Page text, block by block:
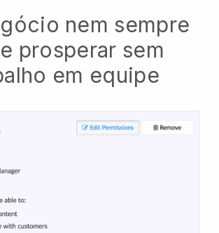
nem sempre
prosperar sem
em equipe